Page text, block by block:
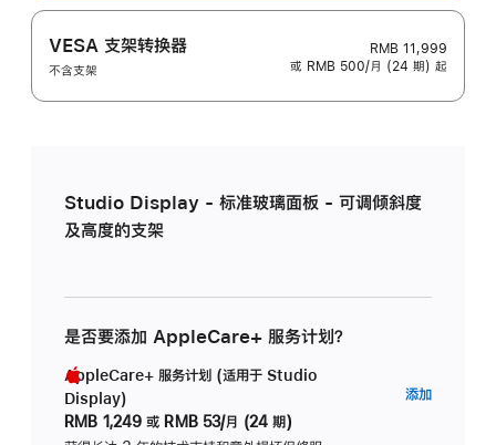
VESA 支架转换器
不含支架
RMB 11,999
或 RMB 500/月 (24 期) 起
Studio Display - 标准玻璃面板 - 可调倾斜度
及高度的支架
是否要添加 AppleCare+ 服务计划？
AppleCare+ 服务计划 (适用于 Studio
Display)
RMB 1,249 或 RMB 53/月 (24 期)
添加